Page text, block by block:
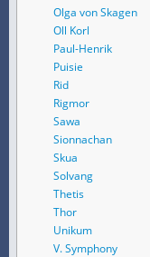
Olga von Skagen
Oll Korl
Paul-Henrik
Puisie
Rid
Rigmor
Sawa
Sionnachan
Skua
Solvang
Thetis
Thor
Unikum
V. Symphony